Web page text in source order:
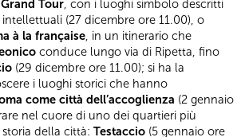
Grand Tour, con i luoghi simbolo descritti
(27 dicembre ore 11.00), o
à la française, in un itinerario che
conduce lungo via di Ripetta, fino
(29 dicembre ore 11.00); si ha la
i luoghi storici che hanno
come città dell’accoglienza (2 gennaio
nel cuore di uno dei quartieri più
della città: Testaccio (5 gennaio ore